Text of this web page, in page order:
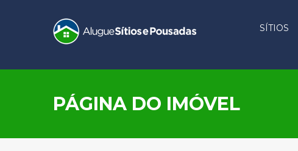
SÍTIOS
PÁGINA DO IMÓVEL